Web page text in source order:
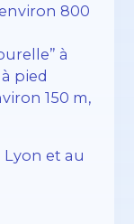
800
à
pied
150 m,
Lyon et au